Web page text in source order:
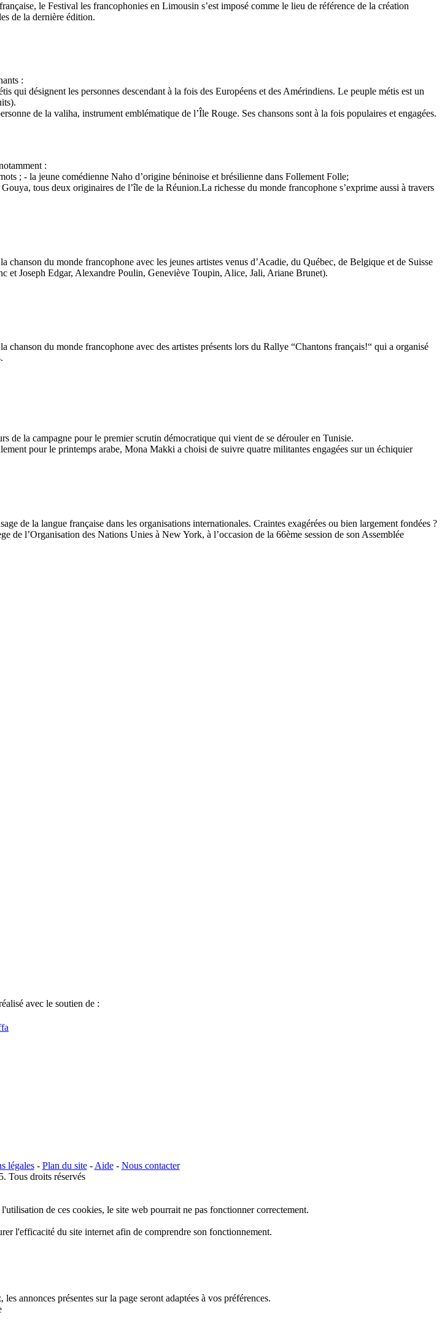
le Festival les francophonies en Limousin s’est imposé comme le lieu de référence de la création
de la dernière édition.
:
qui désignent les personnes descendant à la fois des Européens et des Amérindiens. Le peuple métis est un
de la valiha, instrument emblématique de l’Île Rouge. Ses chansons sont à la fois populaires et engagées.
:
; - la jeune comédienne Naho d’origine béninoise et brésilienne dans Follement Folle;
tous deux originaires de l’île de la Réunion.La richesse du monde francophone s’exprime aussi à travers
du monde francophone avec les jeunes artistes venus d’Acadie, du Québec, de Belgique et de Suisse
et Joseph Edgar, Alexandre Poulin, Geneviève Toupin, Alice, Jali, Ariane Brunet).
du monde francophone avec des artistes présents lors du Rallye “Chantons français!“ qui a organisé
de la campagne pour le premier scrutin démocratique qui vient de se dérouler en Tunisie.
pour le printemps arabe, Mona Makki a choisi de suivre quatre militantes engagées sur un échiquier
de la langue française dans les organisations internationales. Craintes exagérées ou bien largement fondées ?
de l’Organisation des Nations Unies à New York, à l’occasion de la 66ème session de son Assemblée
avec le soutien de :
légales- Plan du site- Aide- Nous contacter
Tous droits réservés
de ces cookies, le site web pourrait ne pas fonctionner correctement.
l'efficacité du site internet afin de comprendre son fonctionnement.
les annonces présentes sur la page seront adaptées à vos préférences.